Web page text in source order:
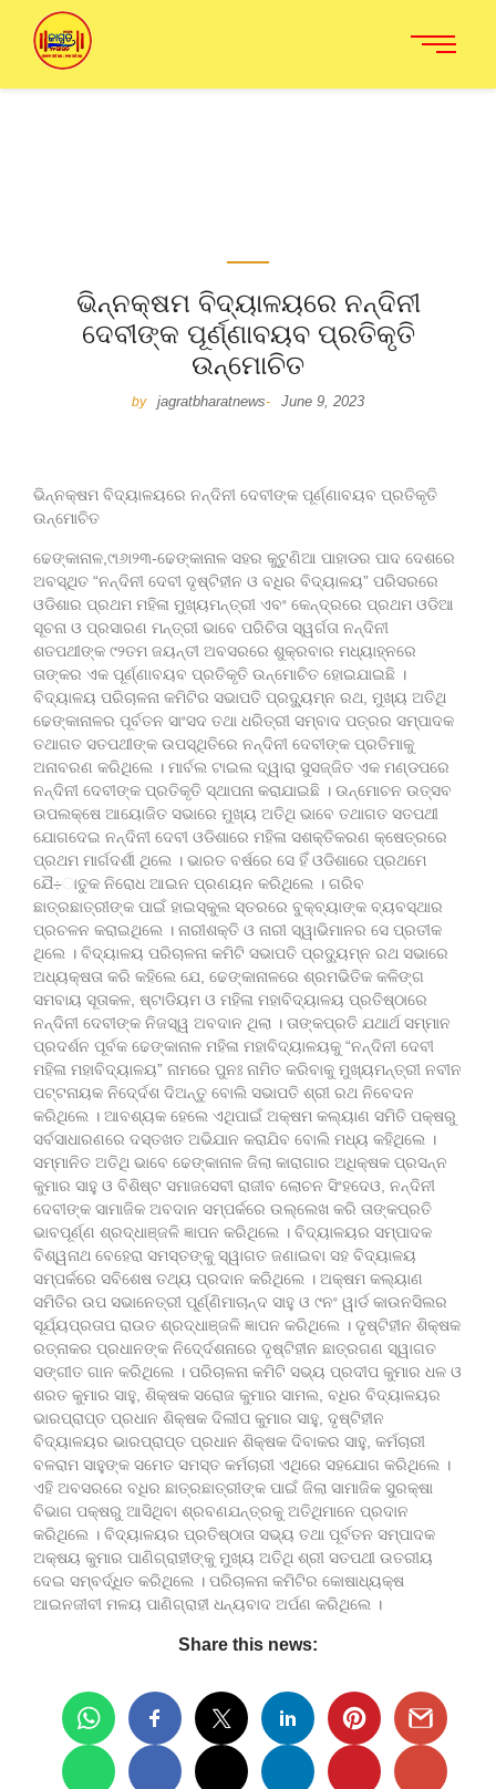
ଭିନ୍ନକ୍ଷମ ବିଦ୍ୟାଳୟରେ ନନ୍ଦିନୀ
ଦେବୀଙ୍କ ପୂର୍ଣ୍ଣାବୟବ ପ୍ରତିକୃତି
ଉନ୍ମୋଚିତ
by jagratbharatnews- June 9, 2023
ଭିନ୍ନକ୍ଷମ ବିଦ୍ୟାଳୟରେ ନନ୍ଦିନୀ ଦେବୀଙ୍କ ପୂର୍ଣ୍ଣାବୟବ ପ୍ରତିକୃତି
ଉନ୍ମୋଚିତ
ଢେଙ୍କାନାଳ,୯ା୬ା୨୩-ଢେଙ୍କାନାଳ ସହର କୁଟୁଣିଆ ପାହାଡର ପାଦ ଦେଶରେ
ଅବସ୍ଥିତ “ନନ୍ଦିନୀ ଦେବୀ ଦୃଷ୍ଟିହୀନ ଓ ବଧିର ବିଦ୍ୟାଳୟ” ପରିସରରେ
ଓଡିଶାର ପ୍ରଥମ ମହିଳା ମୁଖ୍ୟମନ୍ତ୍ରୀ ଏବଂ କେନ୍ଦ୍ରରେ ପ୍ରଥମ ଓଡିଆ
ସୂଚନା ଓ ପ୍ରସାରଣ ମନ୍ତ୍ରୀ ଭାବେ ପରିଚିତା ସ୍ୱର୍ଗତା ନନ୍ଦିନୀ
ଶତପଥୀଙ୍କ ୯୨ତମ ଜୟନ୍ତୀ ଅବସରରେ ଶୁକ୍ରବାର ମଧ୍ୟାହ୍ନରେ
ତାଙ୍କର ଏକ ପୂର୍ଣ୍ଣାବୟବ ପ୍ରତିକୃତି ଉନ୍ମୋଚିତ ହୋଇଯାଇଛି ।
ବିଦ୍ୟାଳୟ ପରିଚାଳନା କମିଟିର ସଭାପତି ପ୍ରଦ୍ୟୁ୍ମ୍ନ ରଥ, ମୁଖ୍ୟ ଅତିଥି
ଢେଙ୍କାନାଳର ପୂର୍ବତନ ସାଂସଦ ତଥା ଧରିତ୍ରୀ ସମ୍ବାଦ ପତ୍ରର ସମ୍ପାଦକ
ତଥାଗତ ସତପଥୀଙ୍କ ଉପସ୍ଥିତିରେ ନନ୍ଦିନୀ ଦେବୀଙ୍କ ପ୍ରତିମାକୁ
ଅନାବରଣ କରିଥିଲେ । ମାର୍ବଲ ଟାଇଲ ଦ୍ୱାରା ସୁସଜ୍ଜିତ ଏକ ମଣ୍ଡପରେ
ନନ୍ଦିନୀ ଦେବୀଙ୍କ ପ୍ରତିକୃତି ସ୍ଥାପନା କରାଯାଇଛି । ଉନ୍ମୋଚନ ଉତ୍ସବ
ଉପଲକ୍ଷେ ଆୟୋଜିତ ସଭାରେ ମୁଖ୍ୟ ଅତିଥି ଭାବେ ତଥାଗତ ସତପଥୀ
ଯୋଗଦେଇ ନନ୍ଦିନୀ ଦେବୀ ଓଡିଶାରେ ମହିଳା ସଶକ୍ତିକରଣ କ୍ଷେତ୍ରରେ
ପ୍ରଥମ ମାର୍ଗଦର୍ଶୀ ଥିଲେ । ଭାରତ ବର୍ଷରେ ସେ ହିଁ ଓଡିଶାରେ ପ୍ରଥମେ
ଯୈ÷ାତୁକ ନିରୋଧ ଆଇନ ପ୍ରଣୟନ କରିଥିଲେ । ଗରିବ
ଛାତ୍ରଛାତ୍ରୀଙ୍କ ପାଇଁ ହାଇସ୍କୁଲ ସ୍ତରରେ ବୁକ୍ବ୍ୟାଙ୍କ ବ୍ୟବସ୍ଥାର
ପ୍ରଚଳନ କରାଇଥିଲେ । ନାରୀଶକ୍ତି ଓ ନାରୀ ସ୍ୱାଭିମାନର ସେ ପ୍ରତୀକ
ଥିଲେ । ବିଦ୍ୟାଳୟ ପରିଚାଳନା କମିଟି ସଭାପତି ପ୍ରଦ୍ୟୁମ୍ନ ରଥ ସଭାରେ
ଅଧ୍ୟକ୍ଷତା କରି କହିଲେ ଯେ, ଢେଙ୍କାନାଳରେ ଶ୍ରମଭିତିକ କଳିଙ୍ଗ
ସମବାୟ ସୂତାକଳ, ଷ୍ଟାଡିୟମ ଓ ମହିଳା ମହାବିଦ୍ୟାଳୟ ପ୍ରତିଷ୍ଠାରେ
ନନ୍ଦିନୀ ଦେବୀଙ୍କ ନିଜସ୍ୱ ଅବଦାନ ଥିଲା । ତାଙ୍କପ୍ରତି ଯଥାର୍ଥ ସମ୍ମାନ
ପ୍ରଦର୍ଶନ ପୂର୍ବକ ଢେଙ୍କାନାଳ ମହିଳା ମହାବିଦ୍ୟାଳୟକୁ “ନନ୍ଦିନୀ ଦେବୀ
ମହିଳା ମହାବିଦ୍ୟାଳୟ” ନାମରେ ପୁନଃ ନାମିତ କରିବାକୁ ମୁଖ୍ୟମନ୍ତ୍ରୀ ନବୀନ
ପଟ୍ଟନାୟକ ନିଦେ୍ର୍ଦଶ ଦିଅନ୍ତୁ ବୋଲି ସଭାପତି ଶ୍ରୀ ରଥ ନିବେଦନ
କରିଥିଲେ । ଆବଶ୍ୟକ ହେଲେ ଏଥିପାଇଁ ଅକ୍ଷମ କଲ୍ୟାଣ ସମିତି ପକ୍ଷରୁ
ସର୍ବସାଧାରଣରେ ଦସ୍ତଖତ ଅଭିଯାନ କରାଯିବ ବୋଲି ମଧ୍ୟ କହିଥିଲେ ।
ସମ୍ମାନିତ ଅତିଥି ଭାବେ ଢେଙ୍କାନାଳ ଜିଲା କାରାଗାର ଅଧିକ୍ଷକ ପ୍ରସନ୍ନ
କୁମାର ସାହୁ ଓ ବିଶିଷ୍ଟ ସମାଜସେବୀ ରାଜୀବ ଲୋଚନ ସିଂହଦେଓ, ନନ୍ଦିନୀ
ଦେବୀଙ୍କ ସାମାଜିକ ଅବଦାନ ସମ୍ପର୍କରେ ଉଲ୍ଲେଖ କରି ତାଙ୍କପ୍ରତି
ଭାବପୂର୍ଣ୍ଣ ଶ୍ରଦ୍ଧାଞ୍ଜଳି ଜ୍ଞାପନ କରିଥିଲେ । ବିଦ୍ୟାଳୟର ସମ୍ପାଦକ
ବିଶ୍ୱନାଥ ବେହେରା ସମସ୍ତଙ୍କୁ ସ୍ୱାଗତ ଜଣାଇବା ସହ ବିଦ୍ୟାଳୟ
ସମ୍ପର୍କରେ ସବିଶେଷ ତଥ୍ୟ ପ୍ରଦାନ କରିଥିଲେ । ଅକ୍ଷମ କଲ୍ୟାଣ
ସମିତିର ଉପ ସଭାନେତ୍ରୀ ପୂ୍ର୍ଣ୍ଣିମାଚାନ୍ଦ ସାହୁ ଓ ୯ନଂ ୱାର୍ଡ କାଉନସିଲର
ସୂର୍ଯ୍ୟପ୍ରତାପ ରାଉତ ଶ୍ରଦ୍ଧାଞ୍ଜଳି ଜ୍ଞାପନ କରିଥିଲେ । ଦୃଷ୍ଟିହୀନ ଶିକ୍ଷକ
ରତ୍ନାକର ପ୍ରଧାନଙ୍କ ନିଦେ୍ର୍ଦଶନାରେ ଦୃଷ୍ଟିହୀନ ଛାତ୍ରଗଣ ସ୍ୱାଗତ
ସଙ୍ଗୀତ ଗାନ କରିଥିଲେ । ପରିଚାଳନା କମିଟି ସଭ୍ୟ ପ୍ରଦୀପ କୁମାର ଧଳ ଓ
ଶରତ କୁମାର ସାହୁ, ଶିକ୍ଷକ ସରୋଜ କୁମାର ସାମଲ, ବଧିର ବିଦ୍ୟାଳୟର
ଭାରପ୍ରାପ୍ତ ପ୍ରଧାନ ଶିକ୍ଷକ ଦିଲୀପ କୁମାର ସାହୁ, ଦୃଷ୍ଟିହୀନ
ବିଦ୍ୟାଳୟର ଭାରପ୍ରାପ୍ତ ପ୍ରଧାନ ଶିକ୍ଷକ ଦିବାକର ସାହୁ, କର୍ମଚାରୀ
ବଳରାମ ସାହୁଙ୍କ ସମେତ ସମସ୍ତ କର୍ମଚାରୀ ଏଥିରେ ସହଯୋଗ କରିଥିଲେ ।
ଏହି ଅବସରରେ ବଧିର ଛାତ୍ରଛାତ୍ରୀଙ୍କ ପାଇଁ ଜିଲା ସାମାଜିକ ସୁରକ୍ଷା
ବିଭାଗ ପକ୍ଷରୁ ଆସିଥିବା ଶ୍ରବଣଯନ୍ତ୍ରକୁ ଅତିଥିମାନେ ପ୍ରଦାନ
କରିଥିଲେ । ବିଦ୍ୟାଳୟର ପ୍ରତିଷ୍ଠାତା ସଭ୍ୟ ତଥା ପୂର୍ବତନ ସମ୍ପାଦକ
ଅକ୍ଷୟ କୁମାର ପାଣିଗ୍ରାହୀଙ୍କୁ ମୁଖ୍ୟ ଅତିଥି ଶ୍ରୀ ସତପଥୀ ଉତରୀୟ
ଦେଇ ସମ୍ବର୍ଦ୍ଧିତ କରିଥିଲେ । ପରିଚାଳନା କମିଟିର କୋଷାଧ୍ୟକ୍ଷ
ଆଇନଜୀବୀ ମଳୟ ପାଣିଗ୍ରାହୀ ଧନ୍ୟବାଦ ଅର୍ପଣ କରିଥିଲେ ।
Share this news: